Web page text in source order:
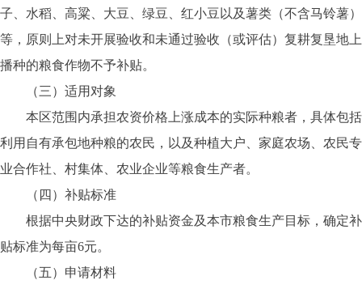
子、水稻、高粱、大豆、绿豆、红小豆以及薯类（不含马铃薯）
等，原则上对未开展验收和未通过验收（或评估）复耕复垦地上
播种的粮食作物不予补贴。
（三）适用对象
本区范围内承担农资价格上涨成本的实际种粮者，具体包括
利用自有承包地种粮的农民，以及种植大户、家庭农场、农民专
业合作社、村集体、农业企业等粮食生产者。
（四）补贴标准
根据中央财政下达的补贴资金及本市粮食生产目标，确定补
贴标准为每亩6元。
（五）申请材料